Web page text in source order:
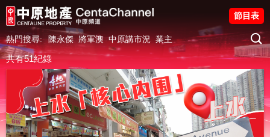
熱門搜尋: 陳永傑 將軍澳 中原講市況 業主
節目表
共有51紀錄